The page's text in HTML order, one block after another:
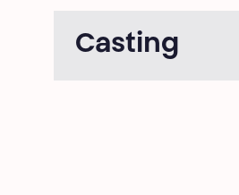
Casting